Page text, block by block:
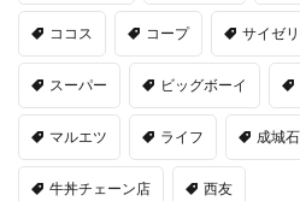
ココス コープ サイゼ
スーパー ビッグボーイ
マルエツ ライフ 成城
牛丼チェーン店 西友